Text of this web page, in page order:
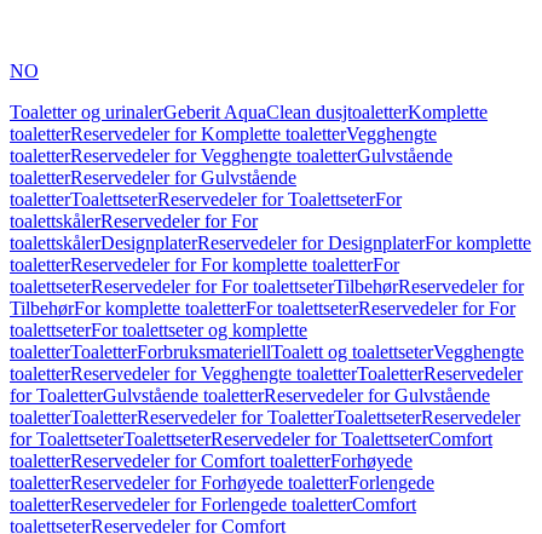
NO
Toaletter og urinalerGeberit AquaClean dusjtoaletterKomplette
toaletterReservedeler for Komplette toaletterVegghengte
toaletterReservedeler for Vegghengte toaletterGulvstående
toaletterReservedeler for Gulvstående
toaletterToalettseterReservedeler for ToalettseterFor
toalettskålerReservedeler for For
toalettskålerDesignplaterReservedeler for DesignplaterFor komplette
toaletterReservedeler for For komplette toaletterFor
toalettseterReservedeler for For toalettseterTilbehørReservedeler for
TilbehørFor komplette toaletterFor toalettseterReservedeler for For
toalettseterFor toalettseter og komplette
toaletterToaletterForbruksmateriellToalett og toalettseterVegghengte
toaletterReservedeler for Vegghengte toaletterToaletterReservedeler
for ToaletterGulvstående toaletterReservedeler for Gulvstående
toaletterToaletterReservedeler for ToaletterToalettseterReservedeler
for ToalettseterToalettseterReservedeler for ToalettseterComfort
toaletterReservedeler for Comfort toaletterForhøyede
toaletterReservedeler for Forhøyede toaletterForlengede
toaletterReservedeler for Forlengede toaletterComfort
toalettseterReservedeler for Comfort